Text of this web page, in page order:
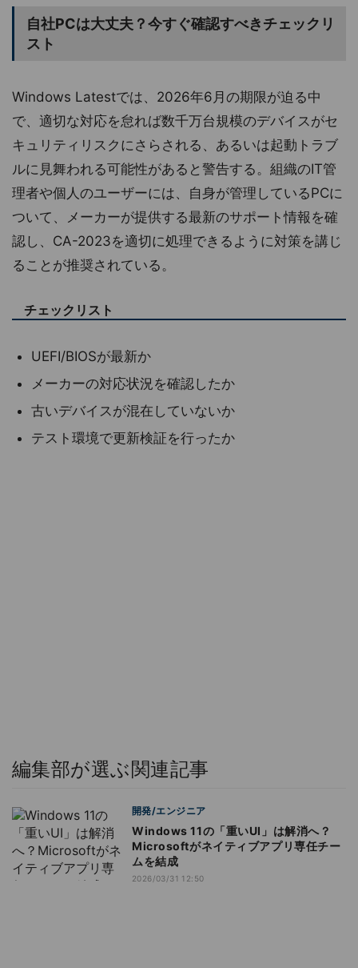
自社PCは大丈夫？今すぐ確認すべきチェックリ
スト
Windows Latestでは、2026年6月の期限が迫る中
で、適切な対応を怠れば数千万台規模のデバイスがセ
キュリティリスクにさらされる、あるいは起動トラブ
ルに見舞われる可能性があると警告する。組織のIT管
理者や個人のユーザーには、自身が管理しているPCに
ついて、メーカーが提供する最新のサポート情報を確
認し、CA-2023を適切に処理できるように対策を講じ
ることが推奨されている。
チェックリスト
UEFI/BIOSが最新か
メーカーの対応状況を確認したか
古いデバイスが混在していないか
テスト環境で更新検証を行ったか
編集部が選ぶ関連記事
開発/エンジニア
Windows 11の「重いUI」は解消へ？
Microsoftがネイティブアプリ専任チー
ムを結成
2026/03/31 12:50